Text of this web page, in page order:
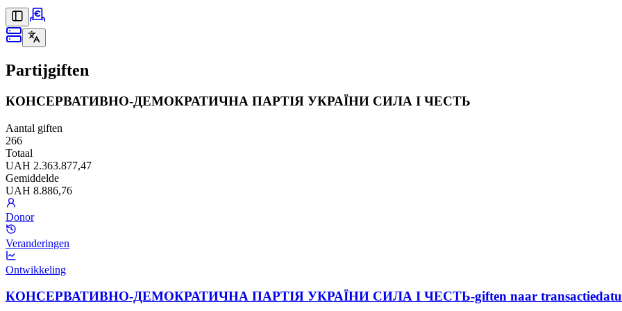
Partijgiften
КОНСЕРВАТИВНО-ДЕМОКРАТИЧНА ПАРТІЯ УКРАЇНИ СИЛА І ЧЕСТЬ
Aantal giften
266
Totaal
UAH 2.363.877,47
Gemiddelde
UAH 8.886,76
Donor
Veranderingen
Ontwikkeling
КОНСЕРВАТИВНО-ДЕМОКРАТИЧНА ПАРТІЯ УКРАЇНИ СИЛА І ЧЕСТЬ-giften naar